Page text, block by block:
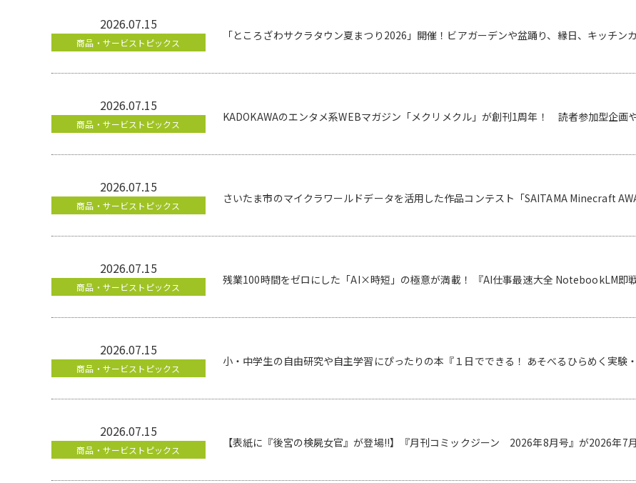
2026.07.15
商品・サービストピックス
「ところざわサクラタウン夏まつり2026」開催！ビアガーデンや盆踊り、縁日、キッチン
2026.07.15
商品・サービストピックス
KADOKAWAのエンタメ系WEBマガジン「メクリメクル」が創刊1周年！ 読者参加型企画
2026.07.15
商品・サービストピックス
さいたま市のマイクラワールドデータを活用した作品コンテスト「SAITAMA Minecraft
2026.07.15
商品・サービストピックス
残業100時間をゼロにした「AI×時短」の極意が満載！ 『AI仕事最速大全 NotebookLM即
2026.07.15
商品・サービストピックス
小・中学生の自由研究や自主学習にぴったりの本『１日でできる！ あそべるひらめく実験
2026.07.15
商品・サービストピックス
【表紙に『後宮の検屍女官』が登場!!】『月刊コミックジーン 2026年8月号』が2026年7